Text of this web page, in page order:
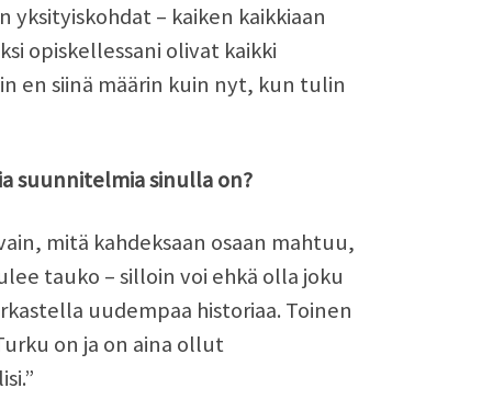
– kaiken kaikkiaan
opiskellessani olivat kaikki
en siinä määrin kuin nyt, kun tulin
suunnitelmia sinulla on?
mitä kahdeksaan osaan mahtuu,
tauko – silloin voi ehkä olla joku
uudempaa historiaa. Toinen
on ja on aina ollut